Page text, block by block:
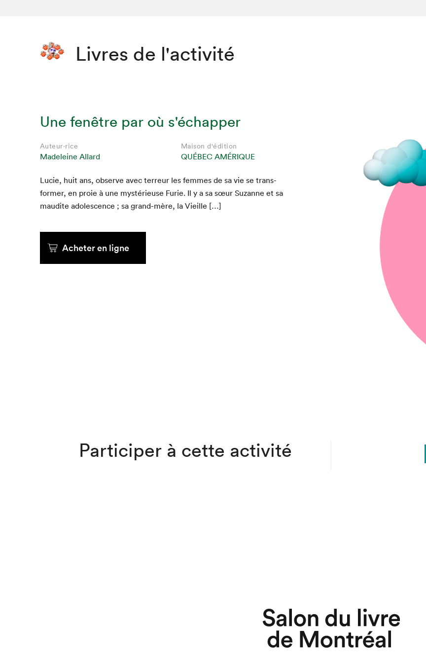
Livres de l'activité
Une fenêtre par où s'échapper
Auteur·rice
Madeleine Allard
Maison d'édition
QUÉBEC AMÉRIQUE
Lucie, huit ans, observe avec ter­reur les femmes de sa vie se trans­
former, en proie à une mys­térieuse Furie. Il y a sa sœur Suzanne et sa
mau­dite ado­les­cence ; sa grand-mère, la Vieille […]
Acheter en ligne
Participer à cette activité